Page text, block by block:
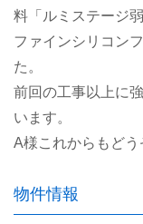
料「ルミステージ
ファインシリコン
た。
前回の工事以上に
います。
A様これからもどう
物件情報